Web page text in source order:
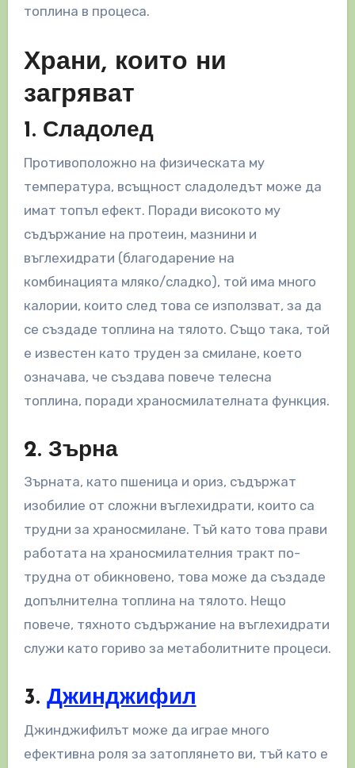
топлина в процеса.
Храни, които ни
загряват
1. Сладолед
Противоположно на физическата му
температура, всъщност сладоледът може да
имат топъл ефект. Поради високото му
съдържание на протеин, мазнини и
въглехидрати (благодарение на
комбинацията мляко/сладко), той има много
калории, които след това се използват, за да
се създаде топлина на тялото. Също така, той
е известен като труден за смилане, което
означава, че създава повече телесна
топлина, поради храносмилателната функция.
2. Зърна
Зърната, като пшеница и ориз, съдържат
изобилие от сложни въглехидрати, които са
трудни за храносмилане. Тъй като това прави
работата на храносмилателния тракт по-
трудна от обикновено, това може да създаде
допълнителна топлина на тялото. Нещо
повече, тяхното съдържание на въглехидрати
служи като гориво за метаболитните процеси.
3. Джинджифил
Джинджифилът може да играе много
ефективна роля за затоплянето ви, тъй като е